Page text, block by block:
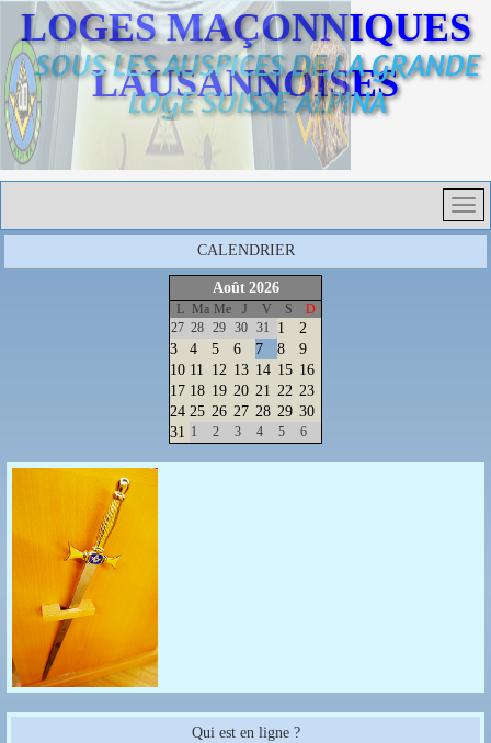
LOGES MAÇONNIQUES
LAUSANNOISES
SOUS LES AUSPICES DE LA GRANDE
LOGE SUISSE ALPINA
CALENDRIER
Août 2026
L Ma Me J V S
D
27 28 29 30 31 1
2
3
4 5 6 7 8
9
10 11 12 13 14 15 16
17 18 19 20 21 22 23
24 25 26 27 28 29 30
31 1 2 3 4 5 6
Qui est en ligne ?